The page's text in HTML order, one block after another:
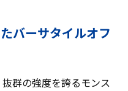
バーサタイルオフ
群の強度を誇るモンス